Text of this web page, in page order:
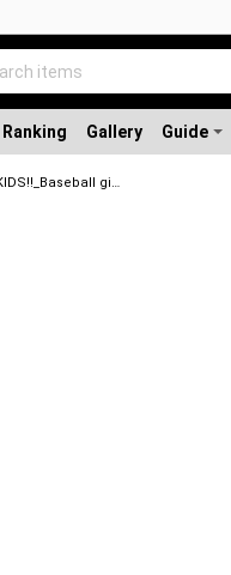
Ranking Gallery Guide
CAP KIDS!!_Baseball girl[PFP]